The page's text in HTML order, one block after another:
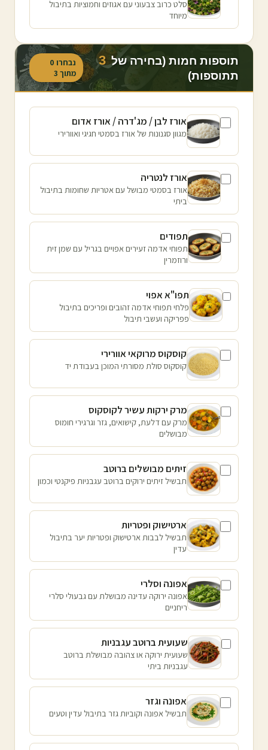
סלט כרוב צבעוני עם אגוזים וחמוציות בתיבול
מיוחד
תוספות חמות (בחירה של 3
תתוספות)
נבחרו 0
מתוך 3
אורז לבן / מג'דרה / אורז אדום
מגוון סגנונות של אורז בסמטי חגיגי ואוורירי
אורז לנטריה
אורז בסמטי מבושל עם אטריות שחומות בתיבול
ביתי
תפודים
תפוחי אדמה זעירים אפויים בגריל עם שמן זית
ורוזמרין
תפו"א אפוי
פלחי תפוחי אדמה זהובים ופריכים בתיבול
פפריקה ועשבי תיבול
קוסקוס מרוקאי אוורירי
קוסקוס סולת מסורתי המוכן בעבודת יד
מרק ירקות עשיר לקוסקוס
מרק עם דלעת, קישואים, גזר וגרגירי חומוס
מבושלים
זיתים מבושלים ברוטב
תבשיל זיתים ירוקים ברוטב עגבניות פיקנטי וכמון
ארטישוק ופטריות
תבשיל לבבות ארטישוק ופטריות יער בתיבול
עדין
אפונה וסלרי
אפונה ירוקה עדינה מבושלת עם גבעולי סלרי
ריחניים
שעועית ברוטב עגבניות
שעועית ירוקה או צהובה מבושלת ברוטב
עגבניות ביתי
אפונה וגזר
תבשיל אפונה וקוביות גזר בתיבול עדין וטעים